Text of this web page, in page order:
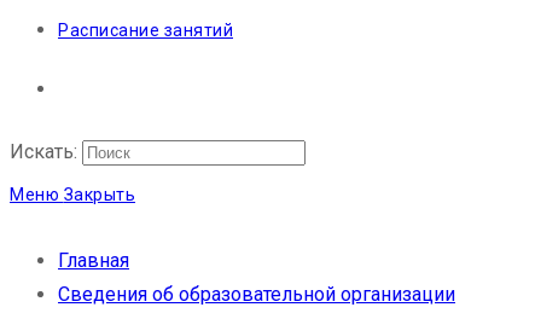
Расписание занятий
Искать:
Меню Закрыть
Главная
Сведения об образовательной организации